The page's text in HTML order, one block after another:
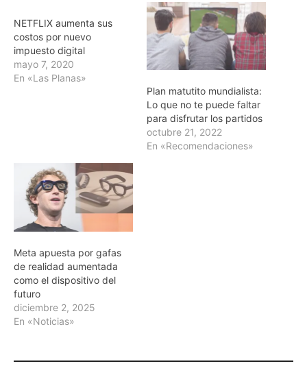
NETFLIX aumenta sus
costos por nuevo
impuesto digital
mayo 7, 2020
En «Las Planas»
Plan matutito mundialista:
Lo que no te puede faltar
para disfrutar los partidos
octubre 21, 2022
En «Recomendaciones»
Meta apuesta por gafas
de realidad aumentada
como el dispositivo del
futuro
diciembre 2, 2025
En «Noticias»